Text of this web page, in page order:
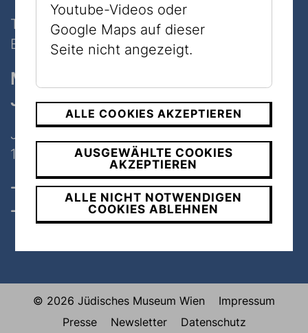
Tel:
+43 1 535 04 31
E-Mail:info@jmw.at
Museum
Judenplatz
Judenplatz 8
1010 Wien
Öffnungszeiten, Tickets & Preise
© 2026 Jüdisches Museum Wien
Impressum
Presse
Newsletter Datenschutz
Youtube-Videos oder
Google Maps auf dieser
Seite nicht angezeigt.
ALLE COOKIES AKZEPTIEREN
AUSGEWÄHLTE COOKIES
AKZEPTIEREN
ALLE NICHT NOTWENDIGEN
COOKIES ABLEHNEN